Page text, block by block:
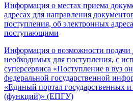
Информация о местах приема
адресах для направления
поступления, об электронных
поступающими
Информация о возможности подачи
необходимых для поступления, с
суперсервиса «Поступление в вуз
федеральной государственной
«Единый портал государственных
(функций)» (ЕПГУ)